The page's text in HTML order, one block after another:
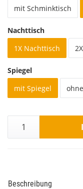
mit Schminktisch
Nachttisch
1X Nachttisch
Spiegel
mit Spiegel
Beschreibung